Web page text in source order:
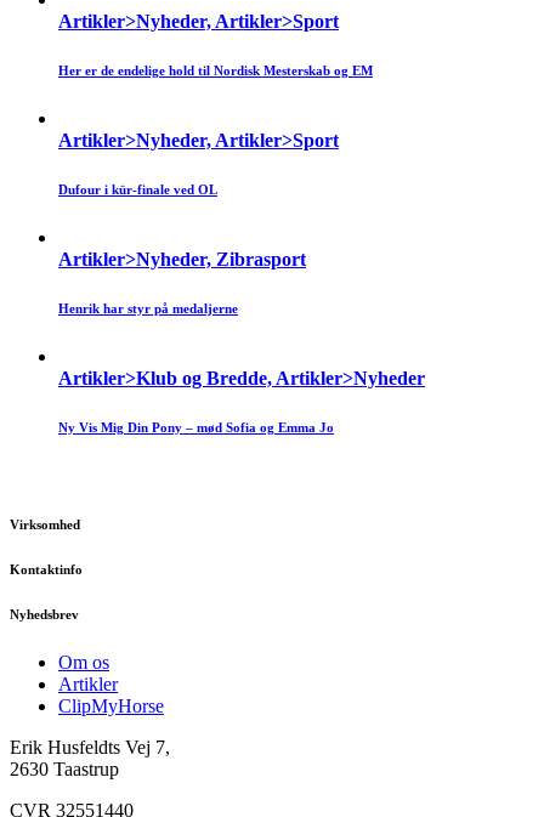
Artikler>Nyheder, Artikler>Sport
Her er de endelige hold til Nordisk Mesterskab og EM
Artikler>Nyheder, Artikler>Sport
Dufour i kür-finale ved OL
Artikler>Nyheder, Zibrasport
Henrik har styr på medaljerne
Artikler>Klub og Bredde, Artikler>Nyheder
Ny Vis Mig Din Pony – mød Sofia og Emma Jo
Virksomhed
Kontaktinfo
Nyhedsbrev
Om os
Artikler
ClipMyHorse
Erik Husfeldts Vej 7,
2630 Taastrup
CVR 32551440